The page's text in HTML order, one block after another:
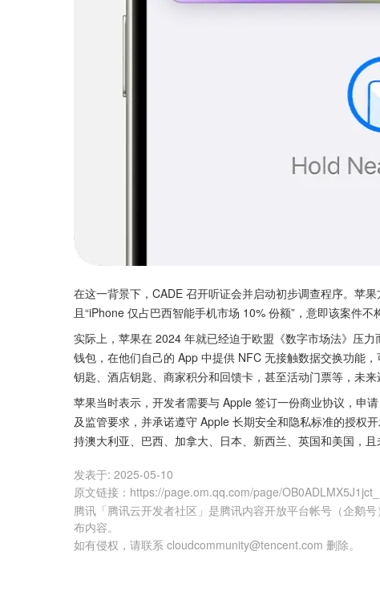
在这一背景下，CADE 召开听证会并启动初步调查程序。苹
且“iPhone 仅占巴西智能手机市场 10% 份额”，意即该案件不
实际上，苹果在 2024 年就已经迫于欧盟《数字市场法》压
钱包，在他们自己的 App 中提供 NFC 无接触数据交换功能
钥匙、酒店钥匙、商家积分和回馈卡，甚至活动门票等，未来
苹果当时表示，开发者需要与 Apple 签订一份商业协议，申
及监管要求，并承诺遵守 Apple 长期安全和隐私标准的授权
持澳大利亚、巴西、加拿大、日本、新西兰、英国和美国，且
发表于: 2025-05-10
原文链接 ： https://page.om.qq.com/page/
腾讯「腾讯云开发者社区」是腾讯内容开放平台帐号（企鹅
布内容。
如有侵权，请联系 cloudcommunity@tencent.com 删除。